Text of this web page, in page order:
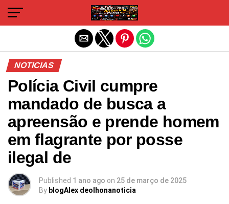
NOTICIAS
Polícia Civil cumpre
mandado de busca a
apreensão e prende homem
em flagrante por posse
ilegal de
Published 1 ano ago on 25 de março de 2025
By blogAlex deolhonanoticia
Sair da versão mobile